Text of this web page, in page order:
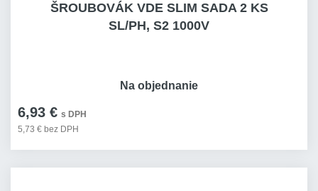
ŠROUBOVÁK VDE SLIM SADA 2 KS
SL/PH, S2 1000V
6,93 € s DPH
5,73 € bez DPH
Na objednanie